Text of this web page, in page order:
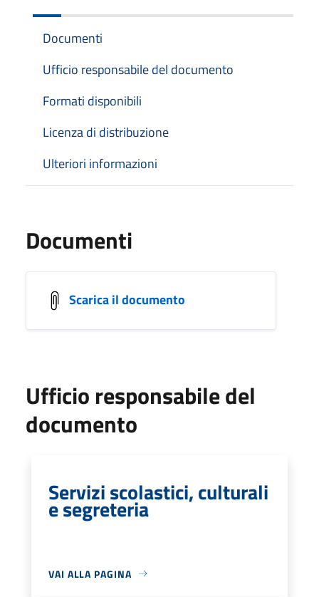
Documenti
Ufficio responsabile del documento
Formati disponibili
Licenza di distribuzione
Ulteriori informazioni
Documenti
Scarica il documento
Ufficio responsabile del
documento
Servizi scolastici, culturali
e segreteria
VAI ALLA PAGINA